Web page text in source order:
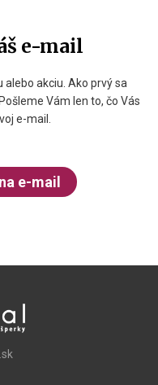
e-mail
akciu. Ako prvý sa
Vám len to, čo Vás
e-mail.
e-mail